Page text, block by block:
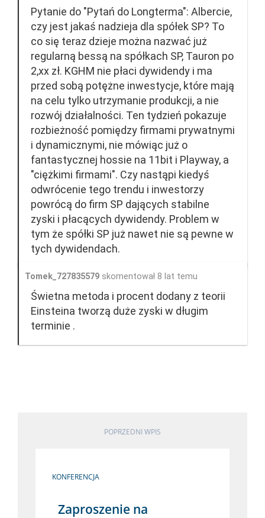
Pytanie do "Pytań do Longterma": Albercie,
czy jest jakaś nadzieja dla spółek SP? To
co się teraz dzieje można nazwać już
regularną bessą na spółkach SP, Tauron po
2,xx zł. KGHM nie płaci dywidendy i ma
przed sobą potężne inwestycje, które mają
na celu tylko utrzymanie produkcji, a nie
rozwój działalności. Ten tydzień pokazuje
rozbieżność pomiędzy firmami prywatnymi
i dynamicznymi, nie mówiąc już o
fantastycznej hossie na 11bit i Playway, a
"ciężkimi firmami". Czy nastąpi kiedyś
odwrócenie tego trendu i inwestorzy
powrócą do firm SP dających stabilne
zyski i płacących dywidendy. Problem w
tym że spółki SP już nawet nie są pewne w
tych dywidendach.
Tomek_727835579 skomentował 8 lat temu
Świetna metoda i procent dodany z teorii
Einsteina tworzą duże zyski w długim
terminie .
POPRZEDNI WPIS
KONFERENCJA
Zaproszenie na